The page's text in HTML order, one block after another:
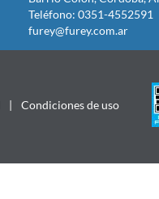
Teléfono: 0351-4552591
furey@furey.com.ar
|
Condiciones de uso